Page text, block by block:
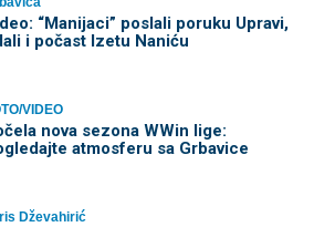
“Manijaci” poslali poruku Upravi,
i počast Izetu Naniću
VIDEO
nova sezona WWin lige:
atmosferu sa Grbavice
Dževahirić